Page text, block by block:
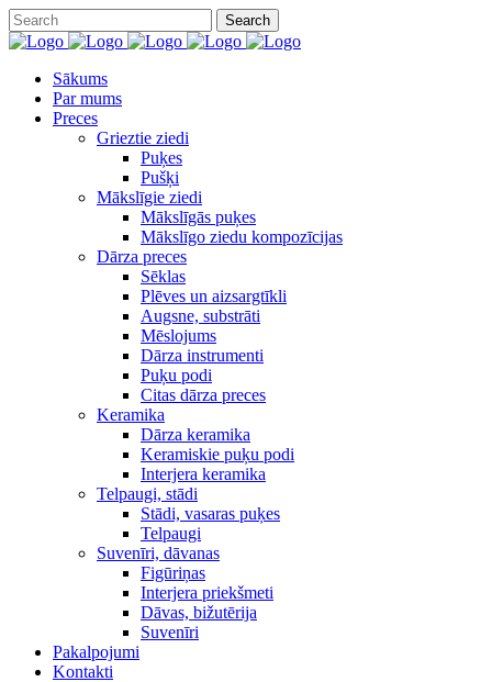
Sākums
Par mums
Preces
Grieztie ziedi
Puķes
Pušķi
Mākslīgie ziedi
Mākslīgās puķes
Mākslīgo ziedu kompozīcijas
Dārza preces
Sēklas
Plēves un aizsargtīkli
Augsne, substrāti
Mēslojums
Dārza instrumenti
Puķu podi
Citas dārza preces
Keramika
Dārza keramika
Keramiskie puķu podi
Interjera keramika
Telpaugi, stādi
Stādi, vasaras puķes
Telpaugi
Suvenīri, dāvanas
Figūriņas
Interjera priekšmeti
Dāvas, bižutērija
Suvenīri
Pakalpojumi
Kontakti